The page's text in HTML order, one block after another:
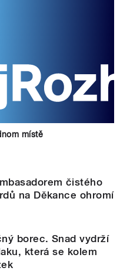
místě
čistého
na Děkance ohromí
borec. Snad vydrží
která se kolem